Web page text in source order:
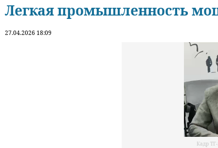
Легкая промышленность
27.04.2026 18:09
Кадр